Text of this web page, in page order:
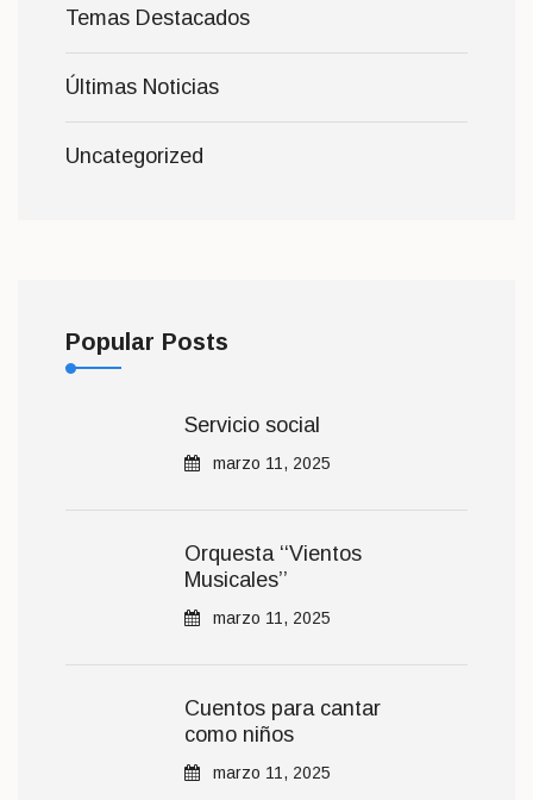
Temas Destacados
Últimas Noticias
Uncategorized
Popular Posts
Servicio social
marzo 11, 2025
Orquesta ‘‘Vientos
Musicales’’
marzo 11, 2025
Cuentos para cantar
como niños
marzo 11, 2025